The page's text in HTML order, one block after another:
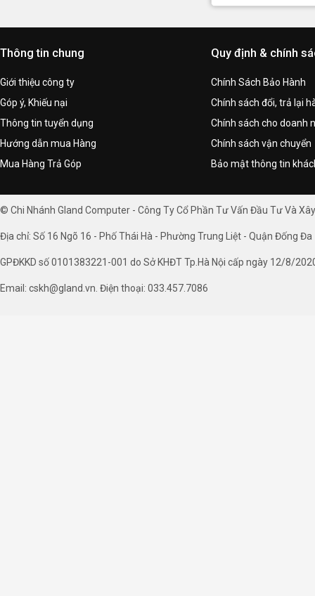
Thông tin chung
Giới thiệu công ty
Góp ý, Khiếu nại
Thông tin tuyển dụng
Hướng dẫn mua Hàng
Mua Hàng Trả Góp
Quy định & chính
Chính Sách Bảo Hành
Chính sách đổi, trả lại
Chính sách cho doanh
Chính sách vận chuyển
Bảo mật thông tin
© Chi Nhánh Gland Computer - Công Ty Cổ Phần Tư Vấn Đầu Tư Và
Địa chỉ: Số 16 Ngõ 16 - Phố Thái Hà - Phường Trung Liệt - Quận Đống Đa
GPĐKKD số 0101383221-001 do Sở KHĐT Tp.Hà Nội cấp ngày 12/8/
Email: cskh@gland.vn. Điện thoại: 033.457.7086